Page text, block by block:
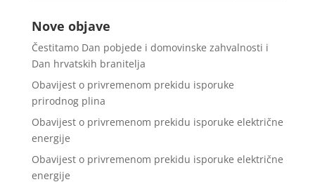
Nove objave
Čestitamo Dan pobjede i domovinske zahvalnosti i
Dan hrvatskih branitelja
Obavijest o privremenom prekidu isporuke
prirodnog plina
Obavijest o privremenom prekidu isporuke električne
energije
Obavijest o privremenom prekidu isporuke električne
energije